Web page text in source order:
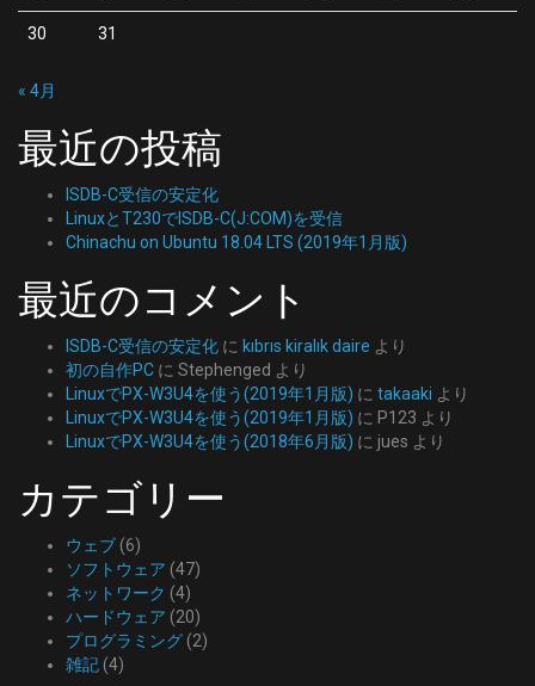
30 31
« 4月
最近の投稿
ISDB-C受信の安定化
LinuxとT230でISDB-C(J:COM)を受信
Chinachu on Ubuntu 18.04 LTS (2019年1月版)
最近のコメント
ISDB-C受信の安定化 に kıbrıs kiralık daire より
初の自作PC に Stephenged より
LinuxでPX-W3U4を使う(2019年1月版) に takaaki より
LinuxでPX-W3U4を使う(2019年1月版) に P123 より
LinuxでPX-W3U4を使う(2018年6月版) に jues より
カテゴリー
ウェブ (6)
ソフトウェア (47)
ネットワーク (4)
ハードウェア (20)
プログラミング (2)
雑記 (4)